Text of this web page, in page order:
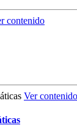
contenido
Ver contenido